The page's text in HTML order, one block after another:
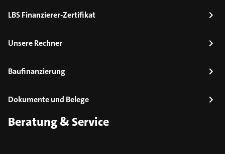
LBS Finanzierer-Zertifikat
Unsere Rechner
Baufinanzierung
Dokumente und Belege
Beratung & Service